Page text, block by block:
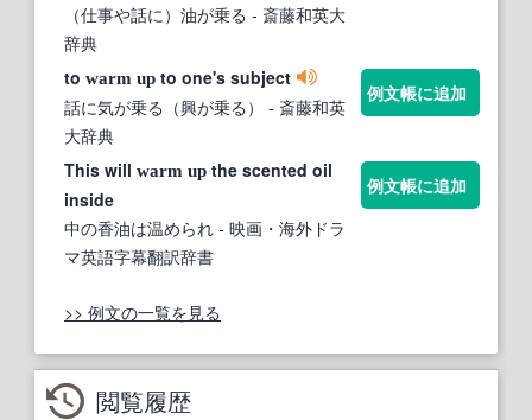
（仕事や話に）油が乗る - 斎藤和英大
辞典
to warm up to one's subject
話に気が乗る（興が乗る）
- 斎藤和英
大辞典
例文帳に追加
This will warm up the scented oil
inside
中の香油は温められ - 映画・海外ドラ
マ英語字幕翻訳辞書
例文帳に追加
>> 例文の一覧を見る
閲覧履歴